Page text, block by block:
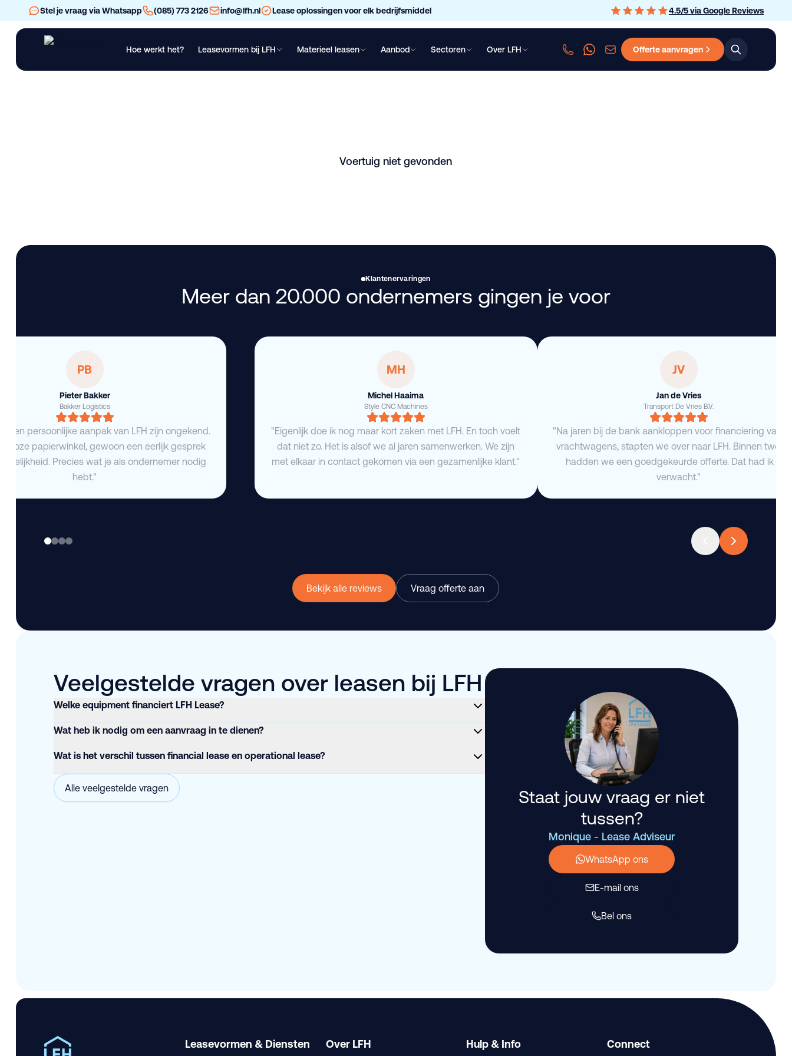
Stel je vraag via Whatsapp (085) 773 2126 info@lfh.nl Lease oplossingen voor elk bedrijfsmiddel 4.5/5via Google Reviews
Hoe werkt het? Leasevormen bij LFH Materieel leasen Aanbod Sectoren Over LFH Offerte aanvragen
Voertuig niet gevonden
Klantenervaringen
Meer dan 20.000 ondernemers gingen je voor
MH
Michel Haaima
Style CNC Machines
"Eigenlijk doe ik nog maar kort zaken met LFH. En toch voelt
dat niet zo. Het is alsof we al jaren samenwerken. We zijn
met elkaar in contact gekomen via een gezamenlijke klant."
JV
Jan de Vries
Transport De Vries B.V.
"Na jaren bij de bank aankloppen voor financiering van
vrachtwagens, stapten we over naar LFH. Binnen twee
hadden we een goedgekeurde offerte. Dat had ik niet
verwacht."
PB
Pieter Bakker
Bakker Logistics
en persoonlijke aanpak van LFH zijn ongekend.
papierwinkel, gewoon een eerlijk gesprek
Precies wat je als ondernemer nodig
hebt."
Bekijk alle reviews Vraag offerte aan
Veelgestelde vragen over leasen bij LFH
Welke equipment financiert LFH Lease?
Wat heb ik nodig om een aanvraag in te dienen?
Wat is het verschil tussen financial lease en operational lease?
Alle veelgestelde vragen
Staat jouw vraag er niet
tussen?
Monique - Lease Adviseur
WhatsApp ons
E-mail ons
Bel ons
Leasevormen & Diensten Over LFH Hulp & Info Connect